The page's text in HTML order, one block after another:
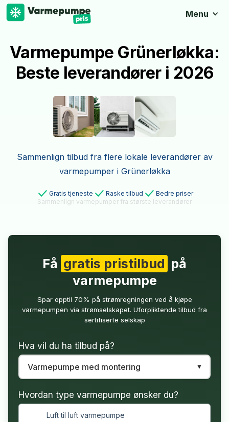
Menu
Varmepumpe Grünerløkka:
Beste leverandører i 2026
Sammenlign tilbud fra flere lokale leverandører av
varmepumper i Grünerløkka
Gratis tjeneste Raske tilbud
Bedre priser
Sammenlign varmepumper fra største leverandører
Få gratis pristilbud på
varmepumpe
Spar opptil 70% på strømregningen ved å kjøpe
varmepumpen via strømselskapet. Uforpliktende tilbud fra
sertifiserte selskap
Hva vil du ha tilbud på?
Hvordan type varmepumpe ønsker du?
Luft til luft varmepumpe